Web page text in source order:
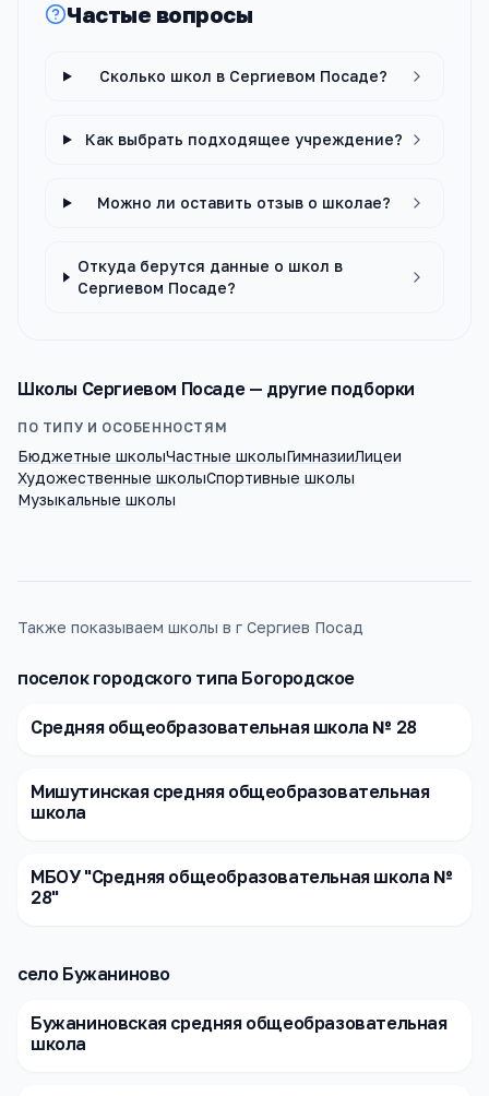
Частые вопросы
Сколько школ в Сергиевом Посаде?
Как выбрать подходящее учреждение?
Можно ли оставить отзыв о школае?
Откуда берутся данные о школ в
Сергиевом Посаде?
Школы Сергиевом Посаде— другие подборки
ПО ТИПУ И ОСОБЕННОСТЯМ
Бюджетные школыЧастные школыГимназииЛицеи
Художественные школыСпортивные школы
Музыкальные школы
Также показываем школы в г Сергиев Посад
поселок городского типа Богородское
Средняя общеобразовательная школа № 28
Мишутинская средняя общеобразовательная
школа
МБОУ "Средняя общеобразовательная школа №
28"
село Бужаниново
Бужаниновская средняя общеобразовательная
школа